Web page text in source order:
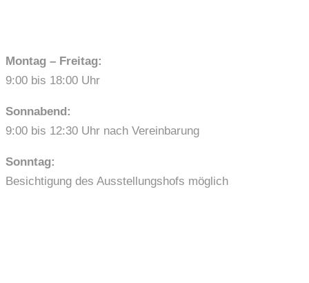
Montag – Freitag:
9:00 bis 18:00 Uhr
Sonnabend:
9:00 bis 12:30 Uhr nach Vereinbarung
Sonntag:
Besichtigung des Ausstellungshofs möglich